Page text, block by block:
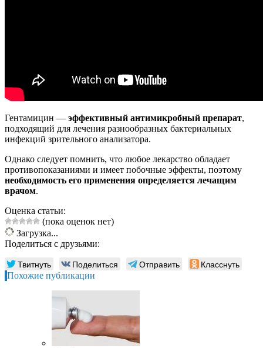
Гентамицин — эффективный антимикробный препарат,
подходящий для лечения разнообразных бактериальных
инфекций зрительного анализатора.
Однако следует помнить, что любое лекарство обладает
противопоказаниями и имеет побочные эффекты, поэтому
необходимость его применения определяется лечащим
врачом.
Оценка статьи:
(пока оценок нет)
Загрузка...
Поделиться с друзьями:
Твитнуть Поделиться Отправить Класснуть
Похожие публикации